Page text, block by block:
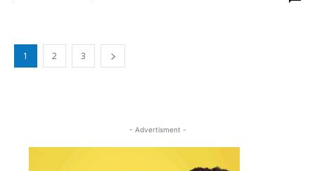
1 2 3
- Advertisment -